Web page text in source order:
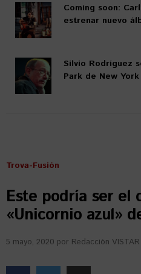
Coming soon:
estrenar nuevo
Silvio Rodríguez
Park de New York
Trova-Fusión
Este podría ser el
«Unicornio azul»
5 mayo, 2020 por Redacción VISTAR